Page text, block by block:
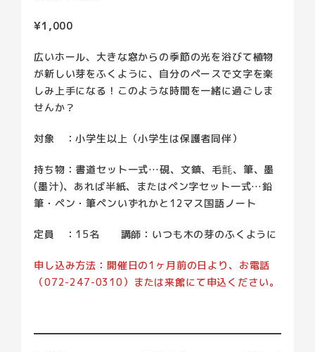
¥1,000
広いホール、大きな窓からの季節の光を浴びて植物
が新しい芽をふくように、自分のペースで文字を楽
しみ上手になる！このような時間を一緒に過ごしま
せんか？
対象 ：小学生以上（小学生は保護者同伴）
持ち物：書道セット一式…硯、文鎮、毛氈、筆、墨
(墨汁)、あれば半紙、またはペン字セット一式…鉛
筆・ペン・筆ペンいずれかと12マス国語ノート
定員 ：15名 講師：いつも木の芽のふくように
申し込み方法：開催日の1ヶ月前の日より、お電話
（072-247-0310）または来館にて申込ください。